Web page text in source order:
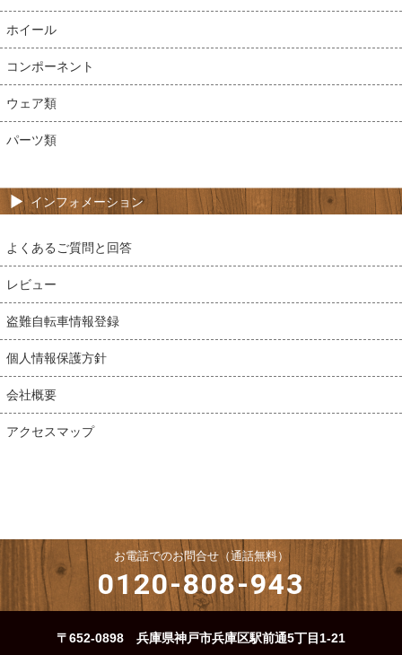
ホイール
コンポーネント
ウェア類
パーツ類
インフォメーション
よくあるご質問と回答
レビュー
盗難自転車情報登録
個人情報保護方針
会社概要
アクセスマップ
お電話でのお問合せ（通話無料）
0120-808-943
〒652-0898 兵庫県神戸市兵庫区駅前通5丁目1-21